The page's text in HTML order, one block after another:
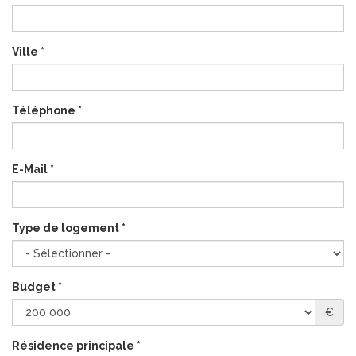
Ville *
Téléphone *
E-Mail *
Type de logement *
Budget *
€
Résidence principale *